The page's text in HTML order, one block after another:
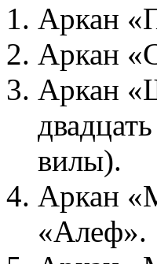
Аркан
Аркан
Аркан
вилы).
Аркан
«Алеф».